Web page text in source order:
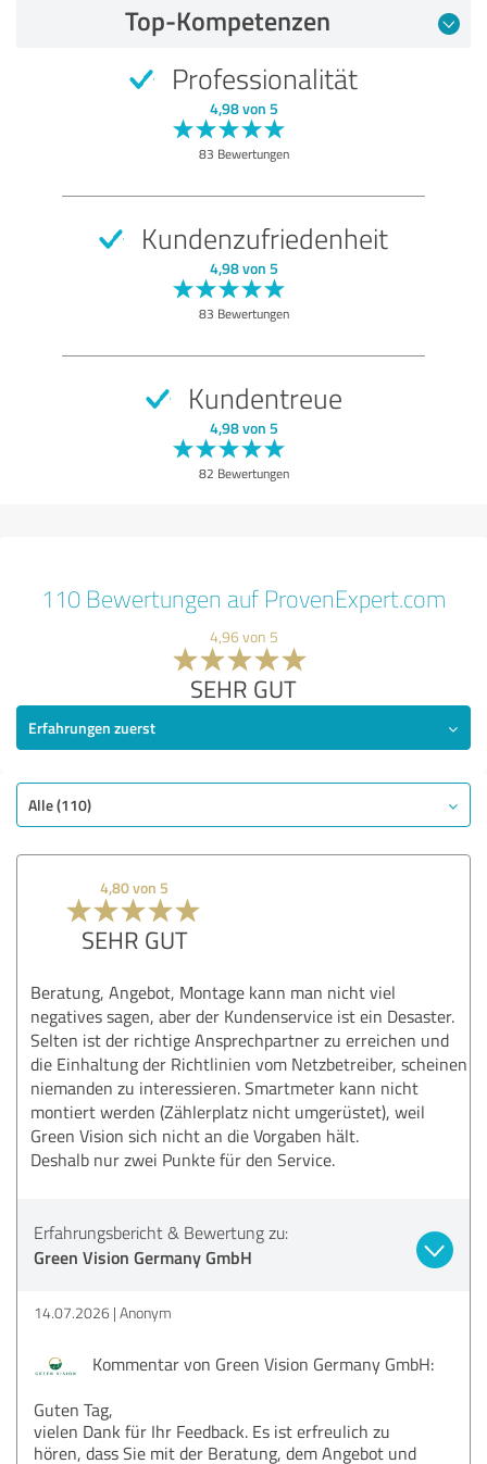
Top-Kompetenzen
Professionalität
4,98 von 5
83 Bewertungen
Kundenzufriedenheit
4,98 von 5
83 Bewertungen
Kundentreue
4,98 von 5
82 Bewertungen
110 Bewertungen auf ProvenExpert.com
4,96 von 5
SEHR GUT
Erfahrungen zuerst
Alle (110)
4,80 von 5
SEHR GUT
Beratung, Angebot, Montage kann man nicht viel
negatives sagen, aber der Kundenservice ist ein Desaster.
Selten ist der richtige Ansprechpartner zu erreichen und
die Einhaltung der Richtlinien vom Netzbetreiber, scheinen
niemanden zu interessieren. Smartmeter kann nicht
montiert werden (Zählerplatz nicht umgerüstet), weil
Green Vision sich nicht an die Vorgaben hält.
Deshalb nur zwei Punkte für den Service.
Erfahrungsbericht & Bewertung zu:
Green Vision Germany GmbH
14.07.2026 Anonym
Kommentar von Green Vision Germany GmbH:
Guten Tag,
vielen Dank für Ihr Feedback. Es ist erfreulich zu
hören, dass Sie mit der Beratung, dem Angebot und